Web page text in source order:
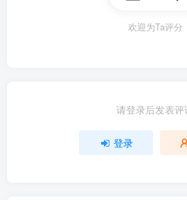
欢迎为Ta评分
请登录后发表评
登录